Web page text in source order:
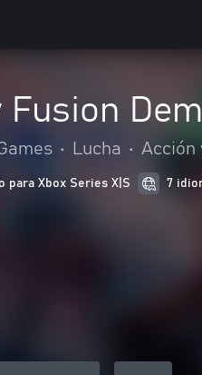
Fusion
• Lucha • Acción
para Xbox Series X|S 7